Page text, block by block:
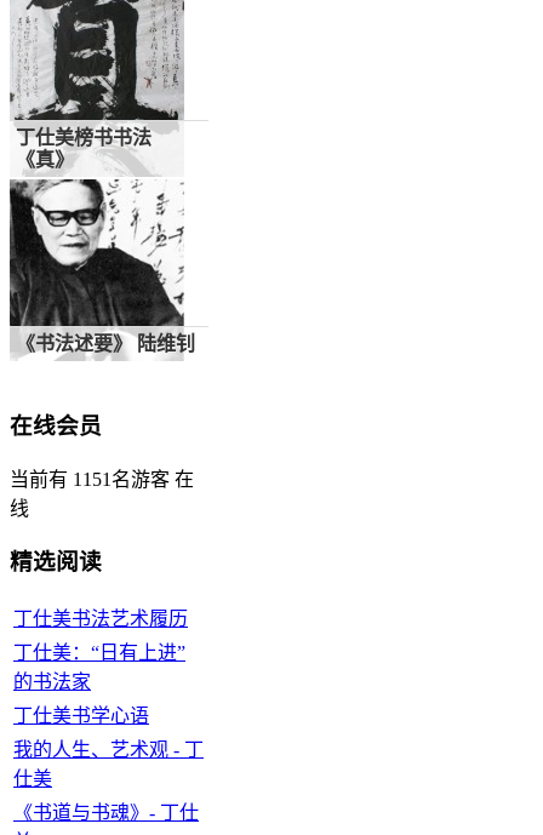
丁仕美榜书书法
《真》
水调歌头 —谒关帝
《书法述要》 陆维钊
在线会员
当前有 1151名游客 在
线
精选阅读
丁仕美书法艺术履历
丁仕美：“日有上进”
的书法家
丁仕美书学心语
我的人生、艺术观 - 丁
仕美
《书道与书魂》- 丁仕